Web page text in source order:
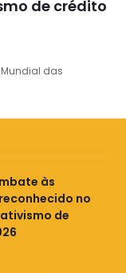
de crédito
das
às
no
de